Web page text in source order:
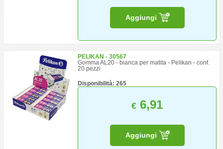
Aggiungi
PELIKAN - 30567
Gomma AL20 - bianca per matita - Pelikan - conf.
20 pezzi
Disponibilità: 265
€ 6,91
Aggiungi